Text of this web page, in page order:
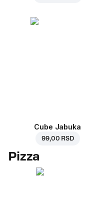
Cube Jabuka
99,00 RSD
Pizza